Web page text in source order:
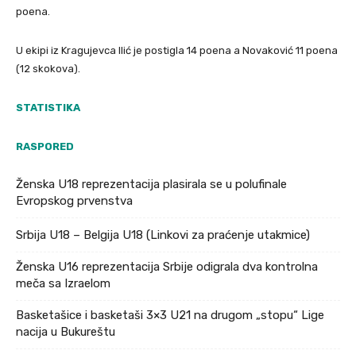
poena.
U ekipi iz Kragujevca Ilić je postigla 14 poena a Novaković 11 poena
(12 skokova).
STATISTIKA
RASPORED
Ženska U18 reprezentacija plasirala se u polufinale
Evropskog prvenstva
Srbija U18 – Belgija U18 (Linkovi za praćenje utakmice)
Ženska U16 reprezentacija Srbije odigrala dva kontrolna
meča sa Izraelom
Basketašice i basketaši 3×3 U21 na drugom „stopu“ Lige
nacija u Bukureštu